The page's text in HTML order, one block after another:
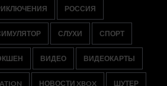
РОССИЯ
СЛУХИ СПОРТ
ВИДЕО ВИДЕОКАРТЫ
НОВОСТИ XBOX ШУТЕР